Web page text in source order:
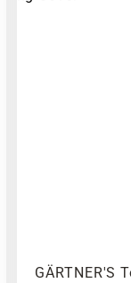
GÄRTNER'S